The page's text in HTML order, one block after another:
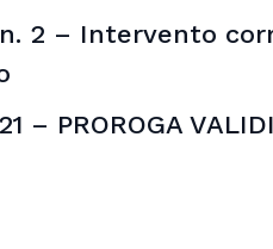
n. 2 – Intervento
– PROROGA